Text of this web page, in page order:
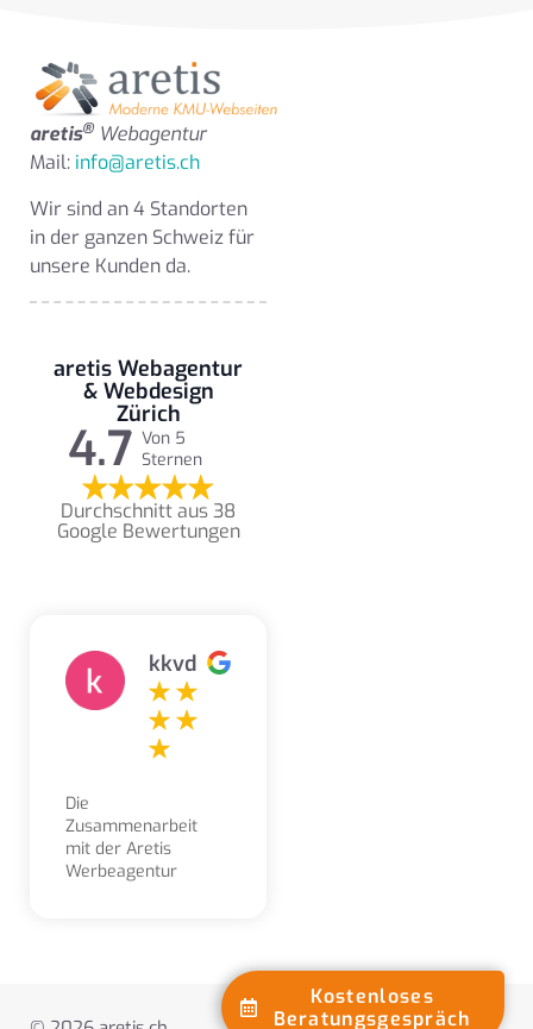
aretis® Webagentur
Mail: info@aretis.ch
Wir sind an 4 Standorten
in der ganzen Schweiz für
unsere Kunden da.
aretis Webagentur
& Webdesign
Zürich
4.7 Von 5
Sternen
Durchschnitt aus 38
Google Bewertungen
kkvd
Die
Zusammenarbeit
mit der Aretis
Werbeagentur
Kostenloses
Beratungsgespräch